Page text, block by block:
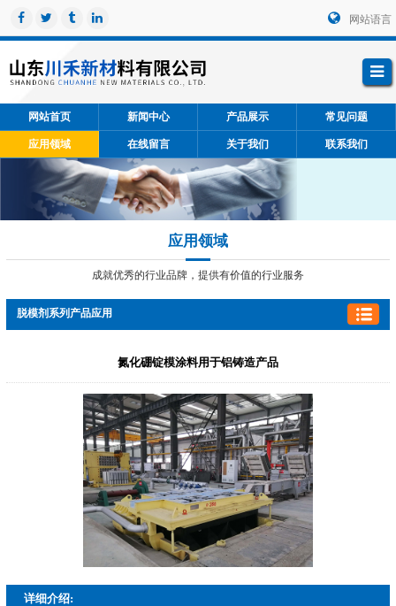
网站语言
网站首页 新闻中心 产品展示 常见问题
应用领域 在线留言 关于我们 联系我们
应用领域
成就优秀的行业品牌，提供有价值的行业服务
脱模剂系列产品应用
氮化硼锭模涂料用于铝铸造产品
详细介绍: